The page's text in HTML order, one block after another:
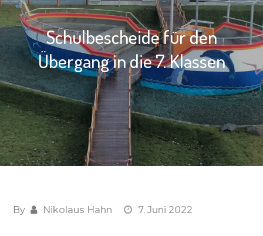
Schulbescheide für den
Übergang in die 7. Klassen
By Nikolaus Hahn 7. Juni 2022